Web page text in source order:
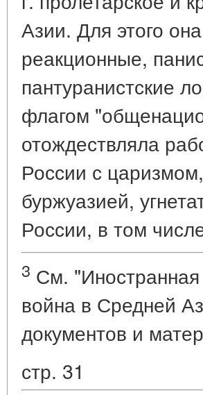
Азии. Для этого
реакционные,
пантуранистские
флагом
отождествляла
России с
буржуазией,
России, в том
3 См.
война в Средней
документов и
стр. 31